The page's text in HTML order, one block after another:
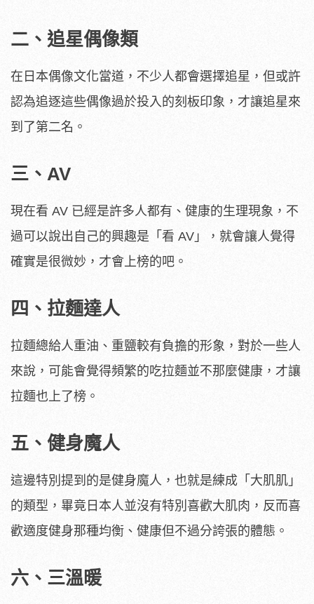
二、追星偶像類
在日本偶像文化當道，不少人都會選擇追星，但或許
認為追逐這些偶像過於投入的刻板印象，才讓追星來
到了第二名。
三、AV
現在看 AV 已經是許多人都有、健康的生理現象，不
過可以說出自己的興趣是「看 AV」，就會讓人覺得
確實是很微妙，才會上榜的吧。
四、拉麵達人
拉麵總給人重油、重鹽較有負擔的形象，對於一些人
來說，可能會覺得頻繁的吃拉麵並不那麼健康，才讓
拉麵也上了榜。
五、健身魔人
這邊特別提到的是健身魔人，也就是練成「大肌肌」
的類型，畢竟日本人並沒有特別喜歡大肌肉，反而喜
歡適度健身那種均衡、健康但不過分誇張的體態。
六、三溫暖